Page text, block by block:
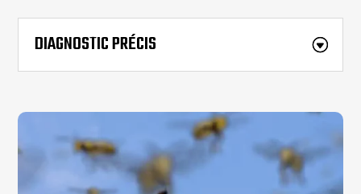
DIAGNOSTIC PRÉCIS